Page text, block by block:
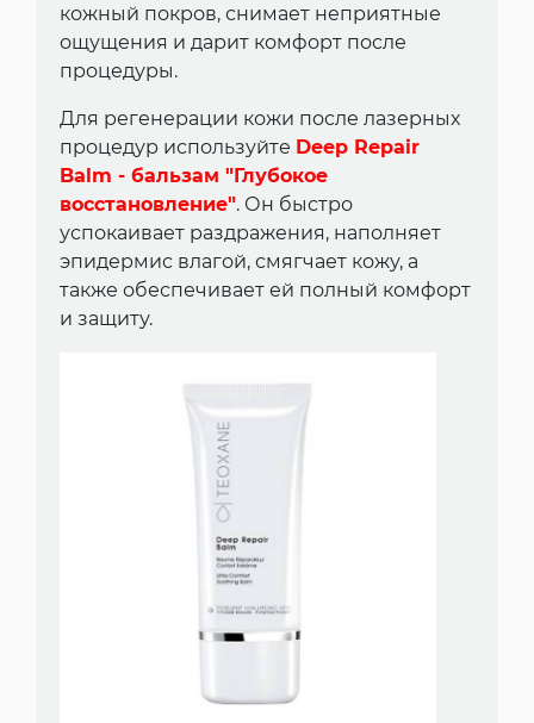
кожный покров, снимает неприятные
ощущения и дарит комфорт после
процедуры.
Для регенерации кожи после лазерных
процедур используйте Deep Repair
Balm - бальзам "Глубокое
восстановление". Он быстро
успокаивает раздражения, наполняет
эпидермис влагой, смягчает кожу, а
также обеспечивает ей полный комфорт
и защиту.